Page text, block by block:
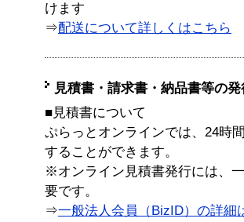
けます
⇒配送について詳しくはこちら
見積書・請求書・納品書等の
■見積書について
ぷらっとオンラインでは、24時
することができます。
※オンライン見積書発行には、
要です。
⇒一般法人会員（BizID）の詳細